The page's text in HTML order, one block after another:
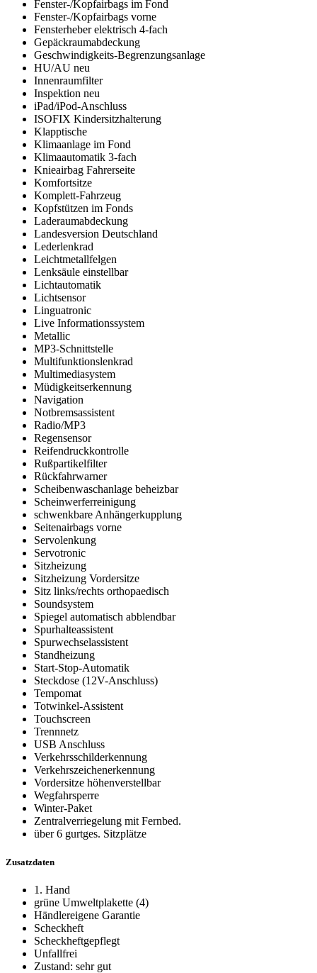
Fenster-/Kopfairbags im Fond
Fenster-/Kopfairbags vorne
Fensterheber elektrisch 4-fach
Gepäckraumabdeckung
Geschwindigkeits-Begrenzungsanlage
HU/AU neu
Innenraumfilter
Inspektion neu
iPad/iPod-Anschluss
ISOFIX Kindersitzhalterung
Klapptische
Klimaanlage im Fond
Klimaautomatik 3-fach
Knieairbag Fahrerseite
Komfortsitze
Komplett-Fahrzeug
Kopfstützen im Fonds
Laderaumabdeckung
Landesversion Deutschland
Lederlenkrad
Leichtmetallfelgen
Lenksäule einstellbar
Lichtautomatik
Lichtsensor
Linguatronic
Live Informationssystem
Metallic
MP3-Schnittstelle
Multifunktionslenkrad
Multimediasystem
Müdigkeitserkennung
Navigation
Notbremsassistent
Radio/MP3
Regensensor
Reifendruckkontrolle
Rußpartikelfilter
Rückfahrwarner
Scheibenwaschanlage beheizbar
Scheinwerferreinigung
schwenkbare Anhängerkupplung
Seitenairbags vorne
Servolenkung
Servotronic
Sitzheizung
Sitzheizung Vordersitze
Sitz links/rechts orthopaedisch
Soundsystem
Spiegel automatisch abblendbar
Spurhalteassistent
Spurwechselassistent
Standheizung
Start-Stop-Automatik
Steckdose (12V-Anschluss)
Tempomat
Totwinkel-Assistent
Touchscreen
Trennnetz
USB Anschluss
Verkehrsschilderkennung
Verkehrszeichenerkennung
Vordersitze höhenverstellbar
Wegfahrsperre
Winter-Paket
Zentralverriegelung mit Fernbed.
über 6 gurtges. Sitzplätze
Zusatzdaten
1. Hand
grüne Umweltplakette (4)
Händlereigene Garantie
Scheckheft
Scheckheftgepflegt
Unfallfrei
Zustand: sehr gut